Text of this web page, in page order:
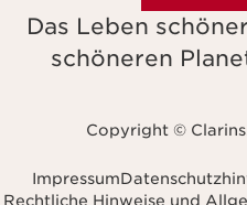
Das Leben
schöneren
Copyright ©
Impressum
Rechtliche Hinweise und